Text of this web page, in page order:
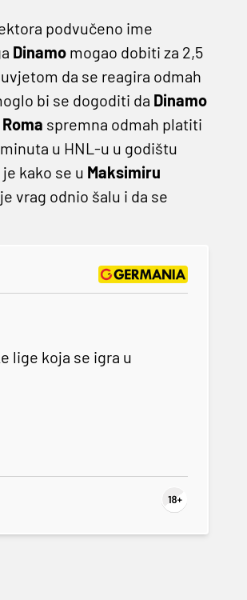
podvučeno ime
Dinamomogao dobiti za 2,5
da se reagira odmah
bi se dogoditi da Dinamo
Roma spremna odmah platiti
u HNL-u u godištu
je kako se u Maksimiru
vrag odnio šalu i da se
lige koja se igra u